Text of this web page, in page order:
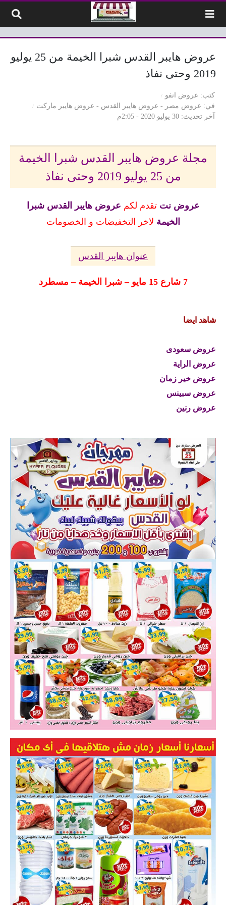
عروض هايبر القدس شبرا الخيمة من 25 يوليو
2019 وحتى نفاذ
كتب
عروض انفو
في
عروض مصر - عروض هايبر القدس - عروض هايبر ماركت
آخر تحديث 30 يوليو 2020 - 2:05م
مجلة عروض هايبر القدس شبرا الخيمة
من 25 يوليو 2019 وحتى نفاذ
عروض نت تقدم لكم عروض هايبر القدس شبرا
الخيمة لاخر التخفيضات و الخصومات
عنوان هايبر القدس
7 شارع 15 مايو – شبرا الخيمة – مسطرد
شاهد ايضا
عروض سعودى
عروض الراية
عروض خير زمان
عروض سبينس
عروض رنين